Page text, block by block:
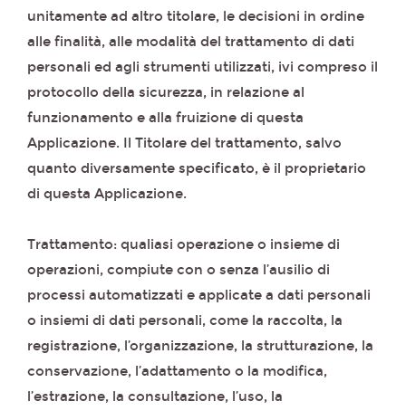
unitamente ad altro titolare, le decisioni in ordine
alle finalità, alle modalità del trattamento di dati
personali ed agli strumenti utilizzati, ivi compreso il
protocollo della sicurezza, in relazione al
funzionamento e alla fruizione di questa
Applicazione. Il Titolare del trattamento, salvo
quanto diversamente specificato, è il proprietario
di questa Applicazione.
Trattamento: qualiasi operazione o insieme di
operazioni, compiute con o senza l’ausilio di
processi automatizzati e applicate a dati personali
o insiemi di dati personali, come la raccolta, la
registrazione, l’organizzazione, la strutturazione, la
conservazione, l’adattamento o la modifica,
l’estrazione, la consultazione, l’uso, la